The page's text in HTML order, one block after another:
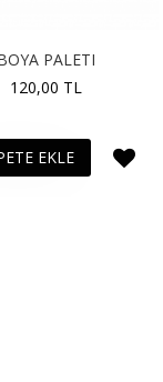
PALETI
120,00 TL
EKLE